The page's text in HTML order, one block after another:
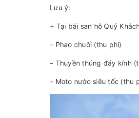
Lưu ý:
+ Tại bãi san hô Quý
– Phao chuối (thu phí)
– Thuyền thúng đáy kính
– Moto nước siêu tốc (thu